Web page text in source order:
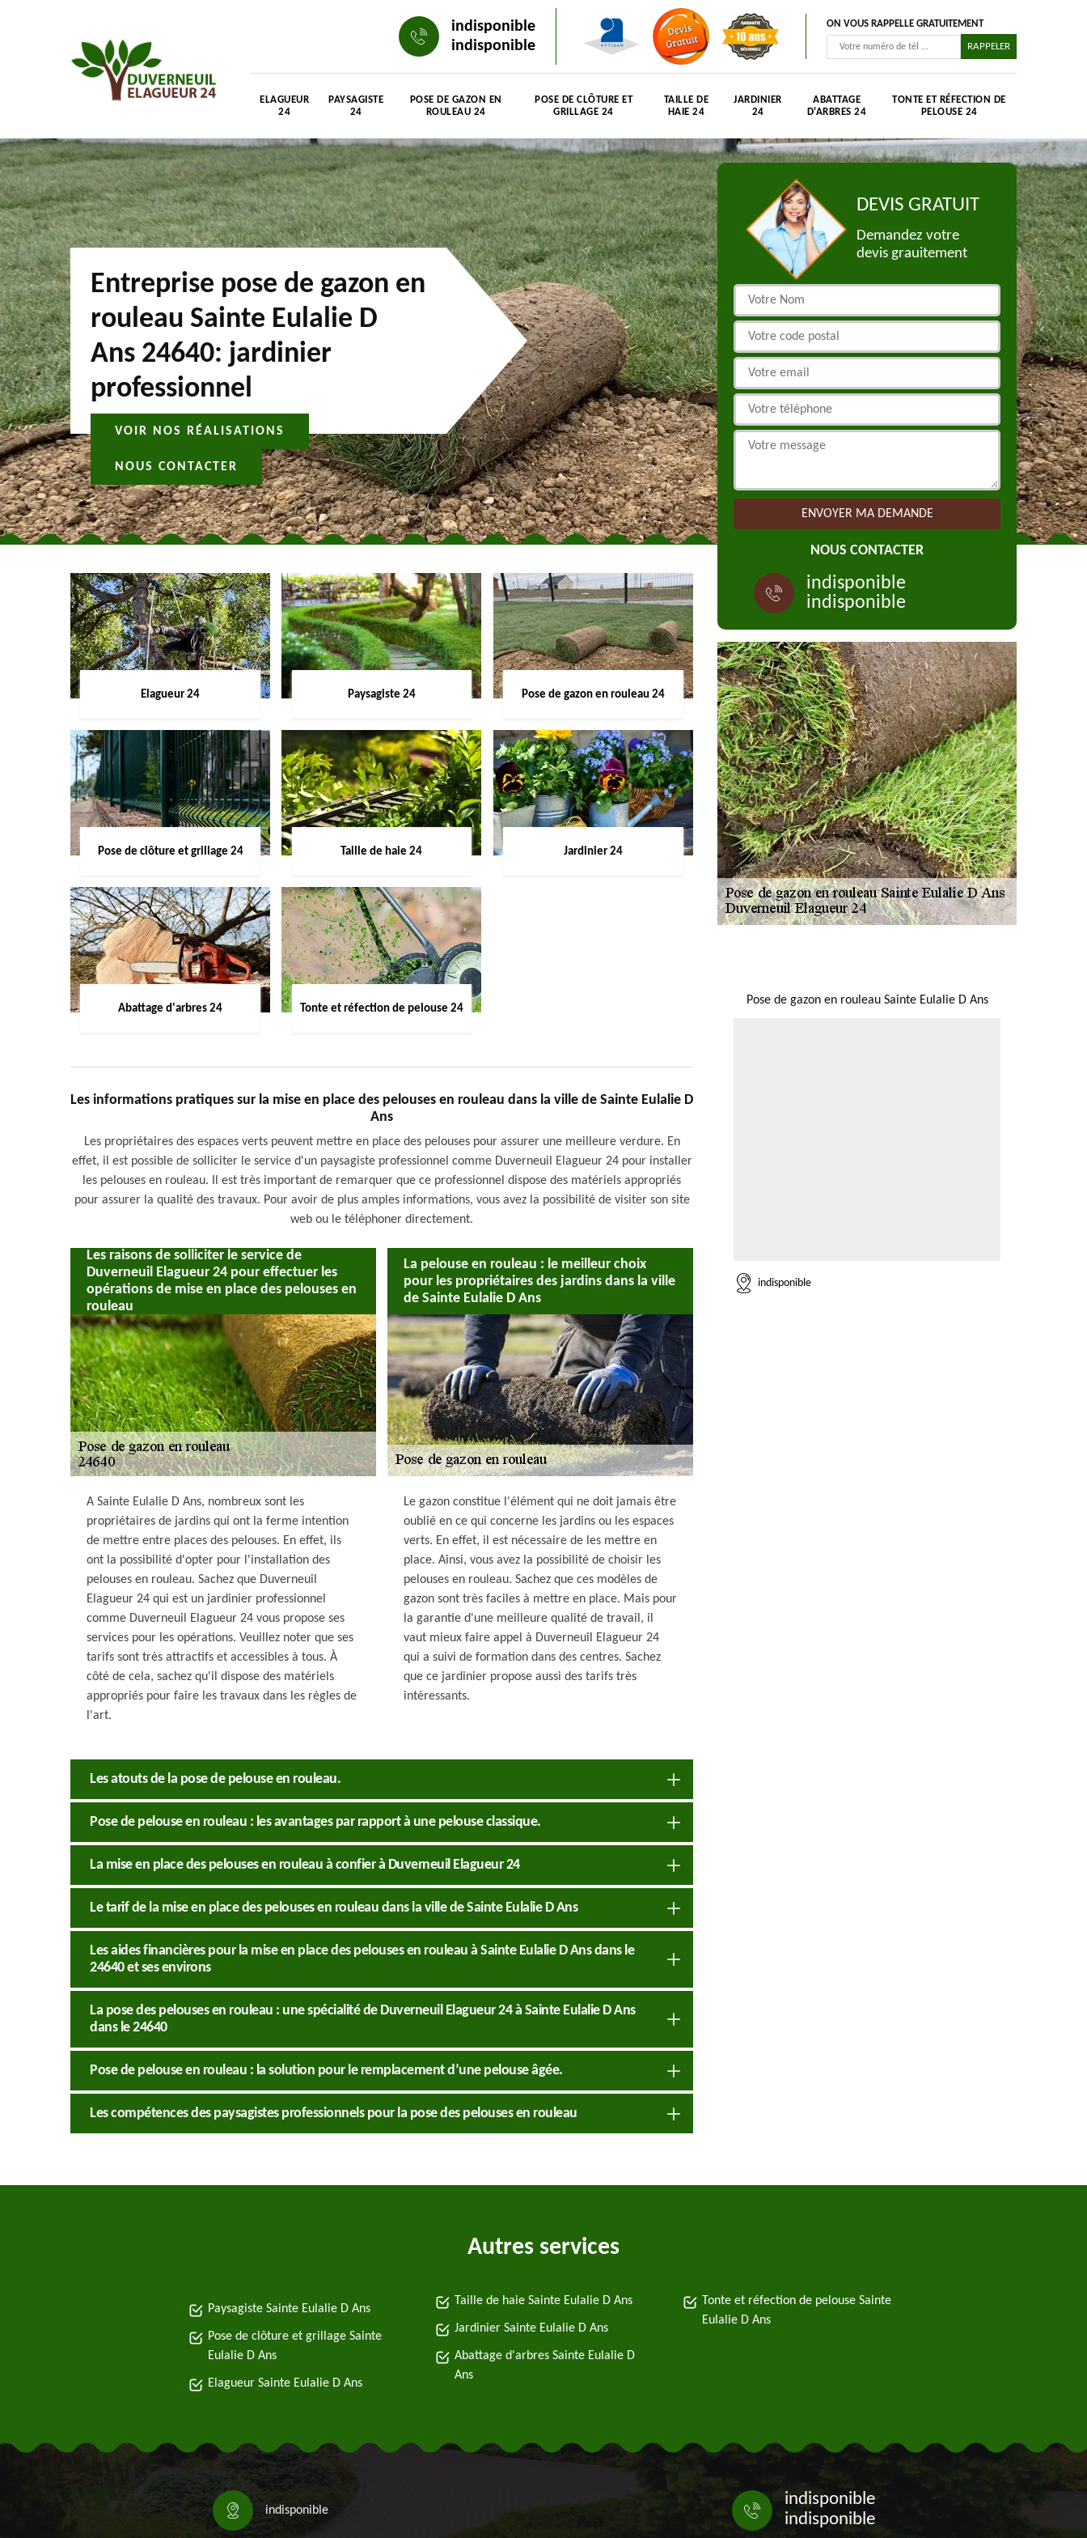
indisponible
indisponible
ON VOUS RAPPELLE GRATUITEMENT
ELAGUEUR
24
PAYSAGISTE
24
POSE DE GAZON EN
ROULEAU 24
POSE DE CLÔTURE ET
GRILLAGE 24
TAILLE DE
HAIE 24
JARDINIER
24
ABATTAGE
D'ARBRES 24
TONTE ET RÉFECTION DE
PELOUSE 24
Entreprise pose de gazon en
rouleau Sainte Eulalie D
Ans 24640: jardinier
professionnel
VOIR NOS RÉALISATIONS
NOUS CONTACTER
Elagueur 24 Paysagiste 24 Pose de gazon en rouleau 24
Pose de clôture et grillage 24 Taille de haie 24 Jardinier 24
Abattage d'arbres 24 Tonte et réfection de pelouse 24
Les informations pratiques sur la mise en place des pelouses en rouleau dans la ville de Sainte Eulalie D
Ans
Les propriétaires des espaces verts peuvent mettre en place des pelouses pour assurer une meilleure verdure. En
effet, il est possible de solliciter le service d'un paysagiste professionnel comme Duverneuil Elagueur 24 pour installer
les pelouses en rouleau. Il est très important de remarquer que ce professionnel dispose des matériels appropriés
pour assurer la qualité des travaux. Pour avoir de plus amples informations, vous avez la possibilité de visiter son site
web ou le téléphoner directement.
Les raisons de solliciter le service de
Duverneuil Elagueur 24 pour effectuer les
opérations de mise en place des pelouses en
rouleau
A Sainte Eulalie D Ans, nombreux sont les
propriétaires de jardins qui ont la ferme intention
de mettre entre places des pelouses. En effet, ils
ont la possibilité d'opter pour l'installation des
pelouses en rouleau. Sachez que Duverneuil
Elagueur 24 qui est un jardinier professionnel
comme Duverneuil Elagueur 24 vous propose ses
services pour les opérations. Veuillez noter que ses
tarifs sont très attractifs et accessibles à tous. À
côté de cela, sachez qu'il dispose des matériels
appropriés pour faire les travaux dans les règles de
l'art.
La pelouse en rouleau : le meilleur choix
pour les propriétaires des jardins dans la ville
de Sainte Eulalie D Ans
Le gazon constitue l'élément qui ne doit jamais être
oublié en ce qui concerne les jardins ou les espaces
verts. En effet, il est nécessaire de les mettre en
place. Ainsi, vous avez la possibilité de choisir les
pelouses en rouleau. Sachez que ces modèles de
gazon sont très faciles à mettre en place. Mais pour
la garantie d'une meilleure qualité de travail, il
vaut mieux faire appel à Duverneuil Elagueur 24
qui a suivi de formation dans des centres. Sachez
que ce jardinier propose aussi des tarifs très
intéressants.
Les atouts de la pose de pelouse en rouleau.
Pose de pelouse en rouleau : les avantages par rapport à une pelouse classique.
La mise en place des pelouses en rouleau à confier à Duverneuil Elagueur 24
Le tarif de la mise en place des pelouses en rouleau dans la ville de Sainte Eulalie D Ans
Les aides financières pour la mise en place des pelouses en rouleau à Sainte Eulalie D Ans dans le
24640 et ses environs
La pose des pelouses en rouleau : une spécialité de Duverneuil Elagueur 24 à Sainte Eulalie D Ans
dans le 24640
Pose de pelouse en rouleau : la solution pour le remplacement d’une pelouse âgée.
Les compétences des paysagistes professionnels pour la pose des pelouses en rouleau
DEVIS GRATUIT
Demandez votre
devis grauitement
NOUS CONTACTER
indisponible
indisponible
Pose de gazon en rouleau Sainte Eulalie D Ans
indisponible
Autres services
Paysagiste Sainte Eulalie D Ans
Pose de clôture et grillage Sainte
Eulalie D Ans
Elagueur Sainte Eulalie D Ans
Taille de haie Sainte Eulalie D Ans
Jardinier Sainte Eulalie D Ans
Abattage d'arbres Sainte Eulalie D
Ans
Tonte et réfection de pelouse Sainte
Eulalie D Ans
indisponible
indisponible
indisponible